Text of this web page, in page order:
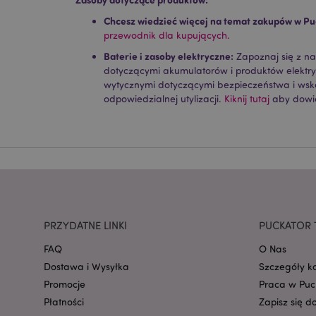
Chcesz wiedzieć więcej na temat zakupów w
przewodnik dla kupujących.
Baterie i zasoby elektryczne: Zapoznaj się z
dotyczącymi akumulatorów i produktów
wytycznymi dotyczącymi bezpieczeństwa i
odpowiedzialnej utylizacji. Kiknij tutaj aby
PRZYDATNE LINKI
FAQ
Dostawa i Wysyłka
Promocje
Płatności
PUCKATOR
O Nas
Szczegóły
Praca w
Zapisz się
Nazwa
PHPSESSID